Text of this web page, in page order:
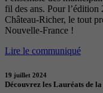
fil des ans. Pour l’édition
Château-Richer, le tout
Nouvelle-France !
Lire le communiqué
19 juillet 2024
Découvrez les Lauréats de